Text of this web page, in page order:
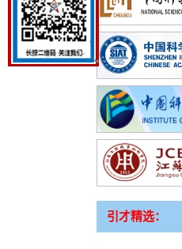
引才精选：